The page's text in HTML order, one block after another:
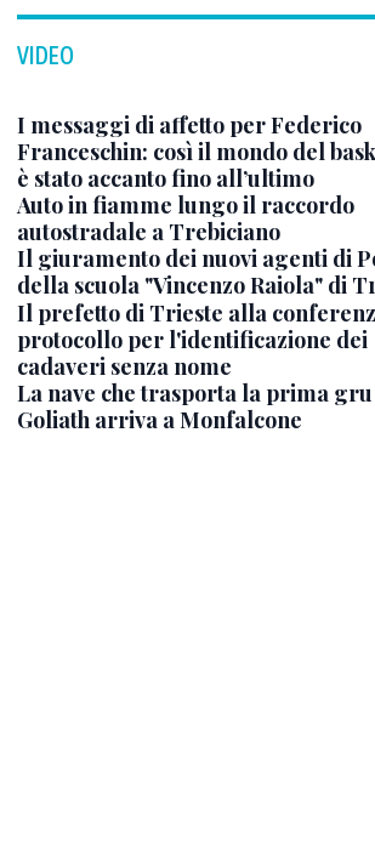
VIDEO
I messaggi di affetto per Federico
Franceschin: così il mondo del
è stato accanto fino all’ultimo
Auto in fiamme lungo il raccordo
autostradale a Trebiciano
Il giuramento dei nuovi agenti di
della scuola "Vincenzo Raiola" di
Il prefetto di Trieste alla
protocollo per l'identificazione dei
cadaveri senza nome
La nave che trasporta la prima gru
Goliath arriva a Monfalcone